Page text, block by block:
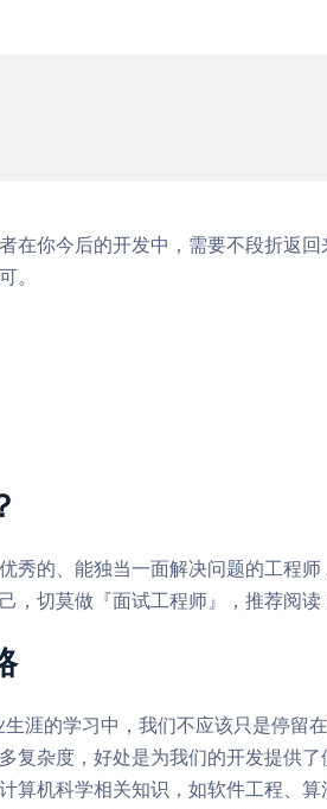
在你今后的开发中，需要不段折返回
。
秀的、能独当一面解决问题的工程
，切莫做『面试工程师』，推荐阅读
涯的学习中，我们不应该只是停留
复杂度，好处是为我们的开发提供
算机科学相关知识，如软件工程、